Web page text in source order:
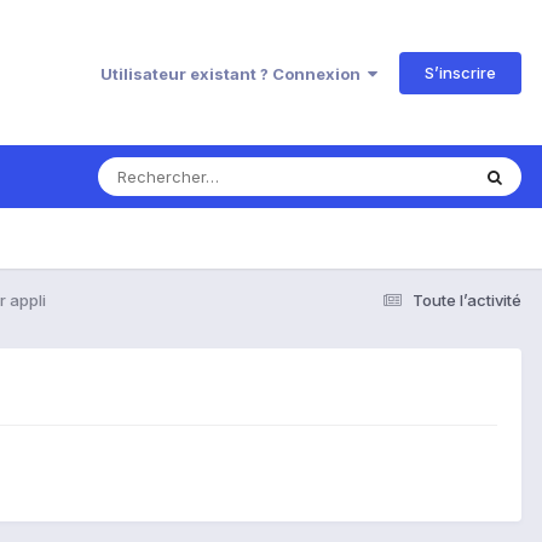
Utilisateur existant ? Connexion S’inscrire
Toute l’activité
appli